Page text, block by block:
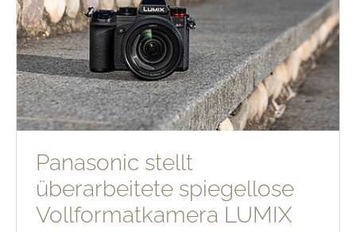
Panasonic stellt
überarbeitete spiegellose
Vollformatkamera LUMIX